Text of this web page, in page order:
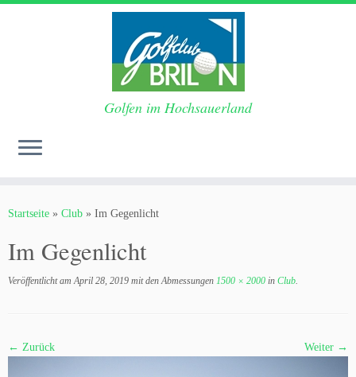
Inhalt
Golfen im Hochsauerland
Startseite » Club » Im Gegenlicht
Im Gegenlicht
Veröffentlicht am April 28, 2019 mit den Abmessungen 1500 × 2000 in Club.
← Zurück Weiter →